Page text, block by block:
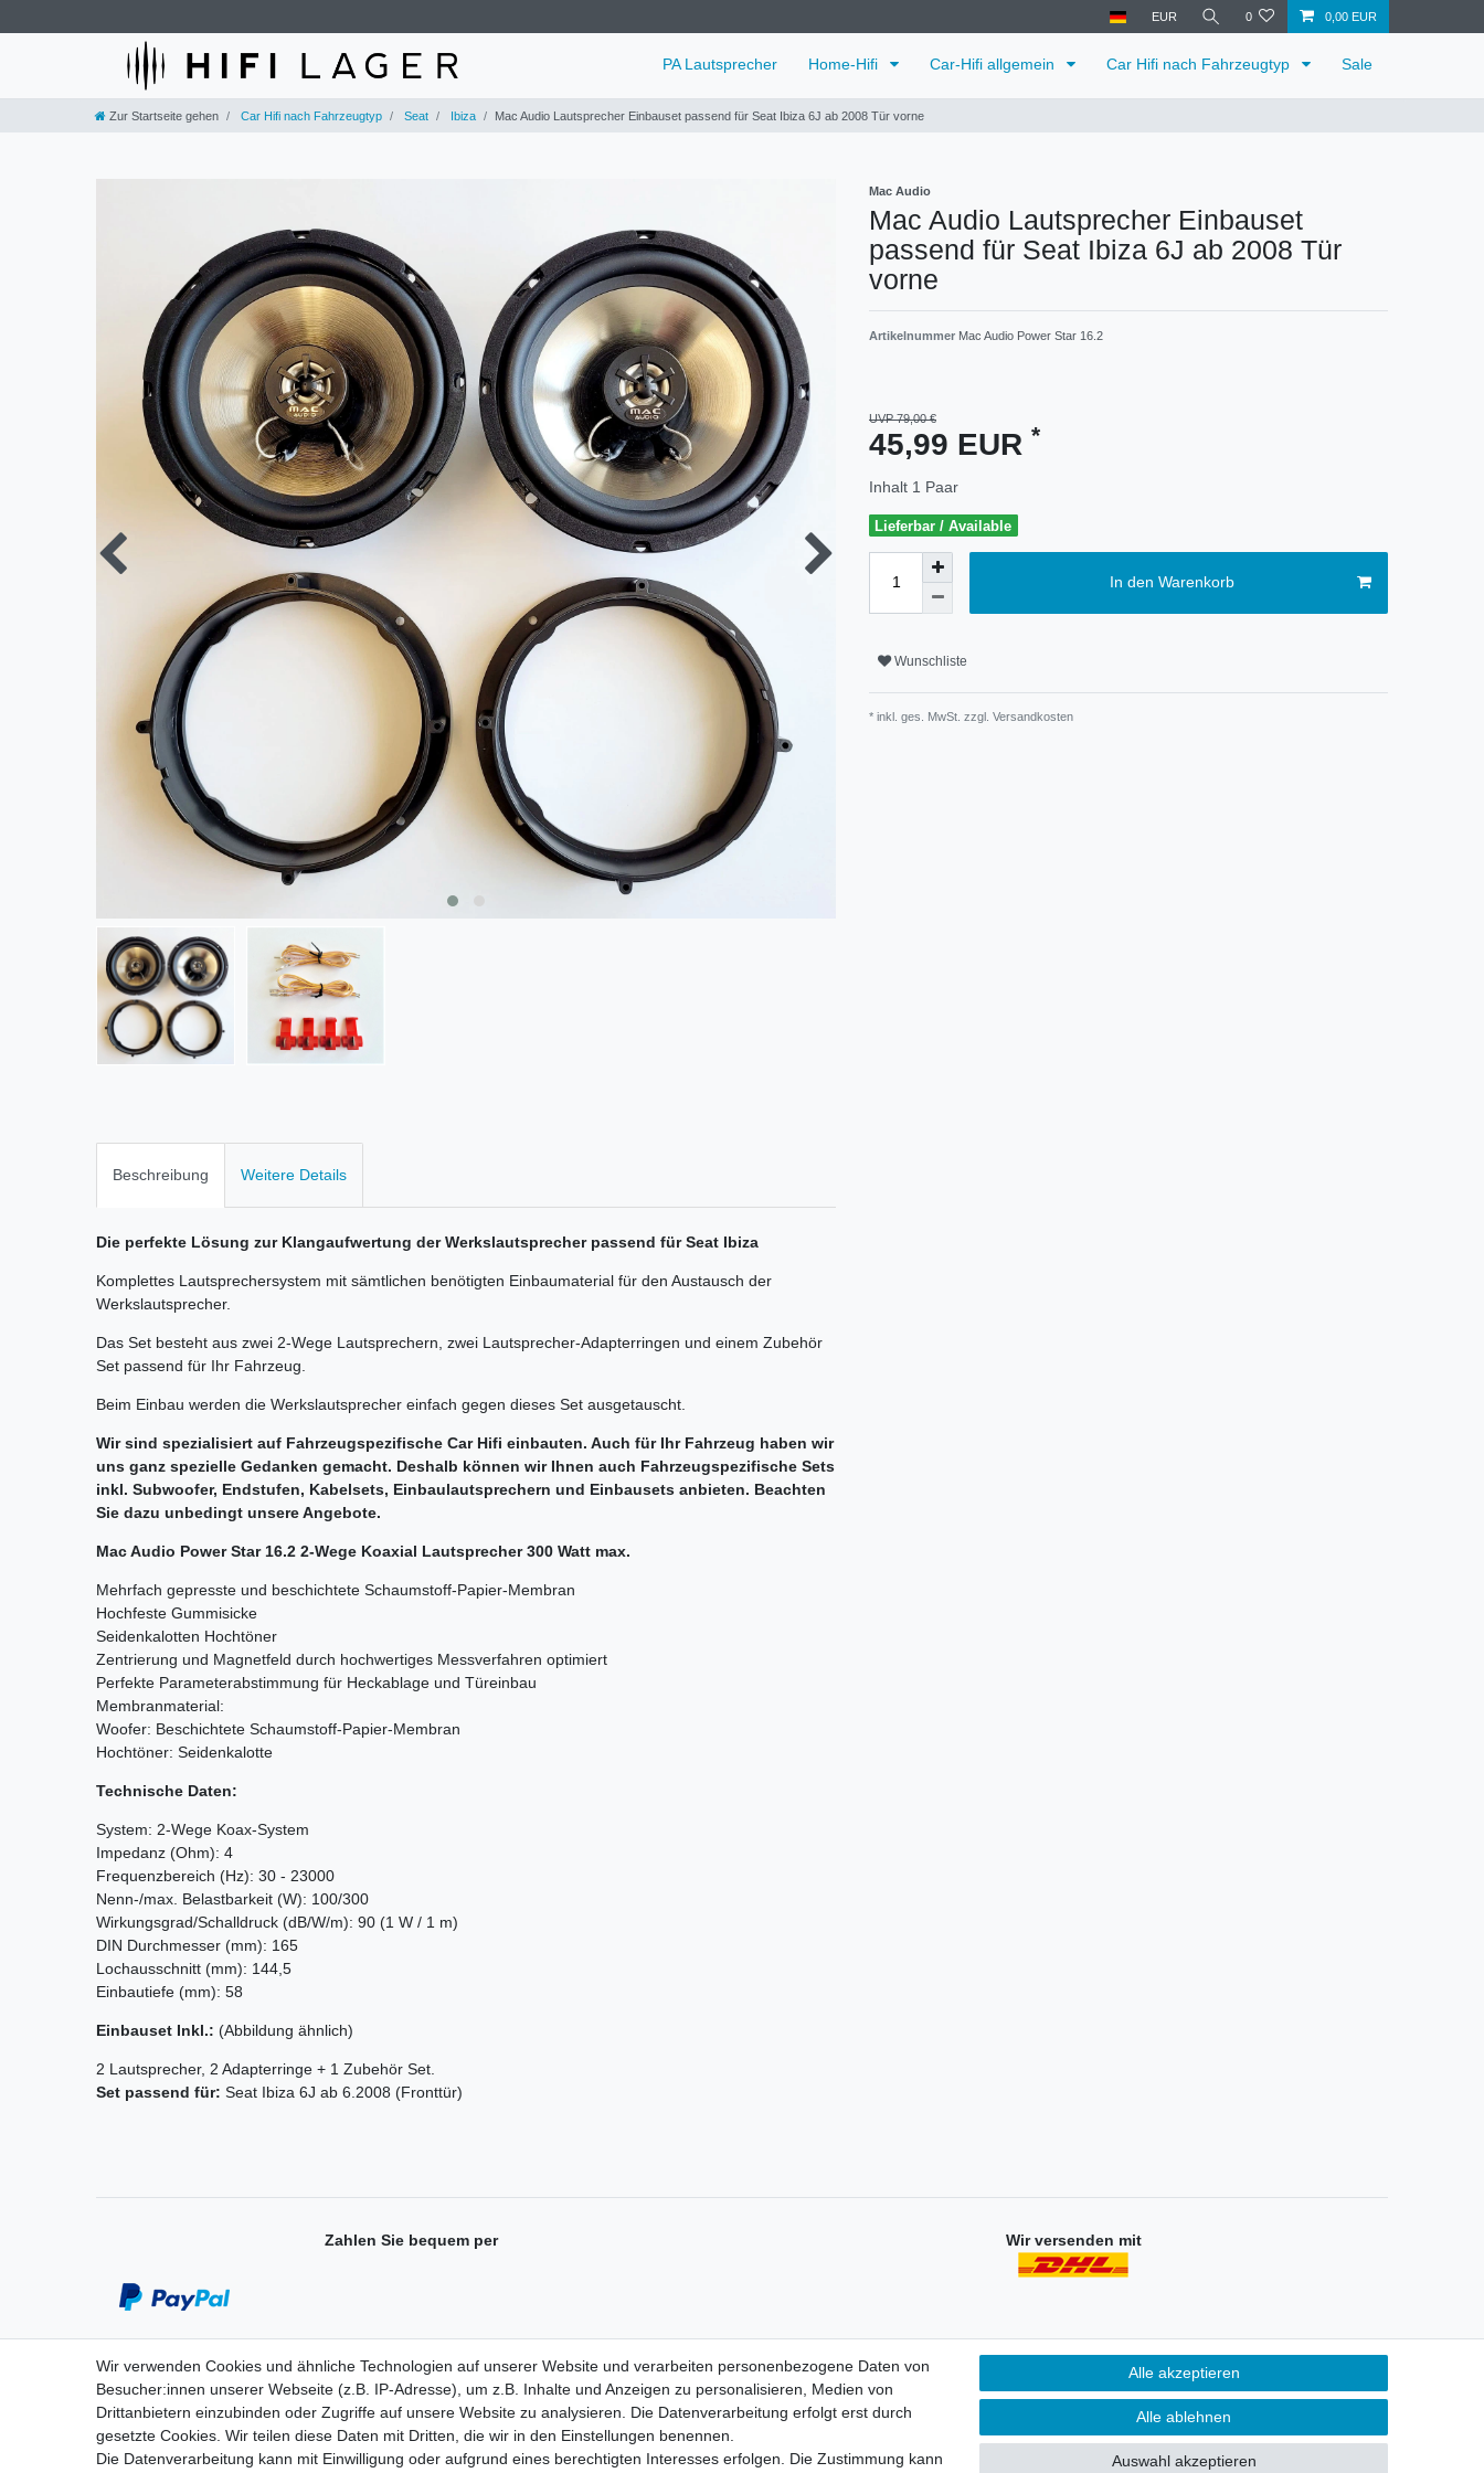
EUR 0 0,00 EUR
PA Lautsprecher Home-Hifi Car-Hifi allgemein Car Hifi nach Fahrzeugtyp Sale
Zur Startseite gehen Car Hifi nach Fahrzeugtyp Seat Ibiza Mac Audio Lautsprecher Einbauset passend für Seat Ibiza 6J ab 2008 Tür vorne
Mac Audio
Mac Audio Lautsprecher Einbauset
passend für Seat Ibiza 6J ab 2008 Tür
vorne
Artikelnummer Mac Audio Power Star 16.2
UVP 79,00 €
45,99 EUR *
Inhalt 1 Paar
Lieferbar / Available
In den Warenkorb
Wunschliste
* inkl. ges. MwSt. zzgl. Versandkosten
Beschreibung Weitere Details
Die perfekte Lösung zur Klangaufwertung der Werkslautsprecher passend für Seat Ibiza
Komplettes Lautsprechersystem mit sämtlichen benötigten Einbaumaterial für den Austausch der
Werkslautsprecher.
Das Set besteht aus zwei 2-Wege Lautsprechern, zwei Lautsprecher-Adapterringen und einem Zubehör
Set passend für Ihr Fahrzeug.
Beim Einbau werden die Werkslautsprecher einfach gegen dieses Set ausgetauscht.
Wir sind spezialisiert auf Fahrzeugspezifische Car Hifi einbauten. Auch für Ihr Fahrzeug haben wir
uns ganz spezielle Gedanken gemacht. Deshalb können wir Ihnen auch Fahrzeugspezifische Sets
inkl. Subwoofer, Endstufen, Kabelsets, Einbaulautsprechern und Einbausets anbieten. Beachten
Sie dazu unbedingt unsere Angebote.
Mac Audio Power Star 16.2 2-Wege Koaxial Lautsprecher 300 Watt max.
Mehrfach gepresste und beschichtete Schaumstoff-Papier-Membran
Hochfeste Gummisicke
Seidenkalotten Hochtöner
Zentrierung und Magnetfeld durch hochwertiges Messverfahren optimiert
Perfekte Parameterabstimmung für Heckablage und Türeinbau
Membranmaterial:
Woofer: Beschichtete Schaumstoff-Papier-Membran
Hochtöner: Seidenkalotte
Technische Daten:
System: 2-Wege Koax-System
Impedanz (Ohm): 4
Frequenzbereich (Hz): 30 - 23000
Nenn-/max. Belastbarkeit (W): 100/300
Wirkungsgrad/Schalldruck (dB/W/m): 90 (1 W / 1 m)
DIN Durchmesser (mm): 165
Lochausschnitt (mm): 144,5
Einbautiefe (mm): 58
Einbauset Inkl.: (Abbildung ähnlich)
2 Lautsprecher, 2 Adapterringe + 1 Zubehör Set.
Set passend für: Seat Ibiza 6J ab 6.2008 (Fronttür)
Zahlen Sie bequem per Wir versenden mit
Einkaufen
Zahlungsarten
Versandarten & -kosten
Widerrufsrecht
Mein Konto
Registrieren
Login
Unternehmen
Datenschutzerklärung
Wir verwenden Cookies und ähnliche Technologien auf unserer Website und verarbeiten personenbezogene Daten von
Besucher:innen unserer Webseite (z.B. IP-Adresse), um z.B. Inhalte und Anzeigen zu personalisieren, Medien von
Drittanbietern einzubinden oder Zugriffe auf unsere Website zu analysieren. Die Datenverarbeitung erfolgt erst durch
gesetzte Cookies. Wir teilen diese Daten mit Dritten, die wir in den Einstellungen benennen.
Die Datenverarbeitung kann mit Einwilligung oder aufgrund eines berechtigten Interesses erfolgen. Die Zustimmung kann
Alle akzeptieren
Alle ablehnen
Auswahl akzeptieren